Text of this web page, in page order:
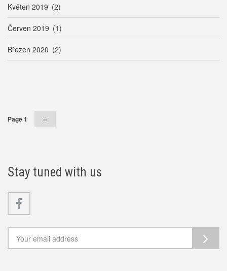
Květen 2019 (2)
Červen 2019 (1)
Březen 2020 (2)
Page 1 Následující
››
Stay tuned with us